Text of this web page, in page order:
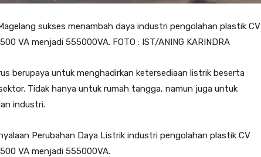
sukses menambah daya industri pengolahan plastik CV
VA menjadi 555000VA. FOTO : IST/ANING KARINDRA
berupaya untuk menghadirkan ketersediaan listrik beserta
Tidak hanya untuk rumah tangga, namun juga untuk
industri.
Perubahan Daya Listrik industri pengolahan plastik CV
VA menjadi 555000VA.